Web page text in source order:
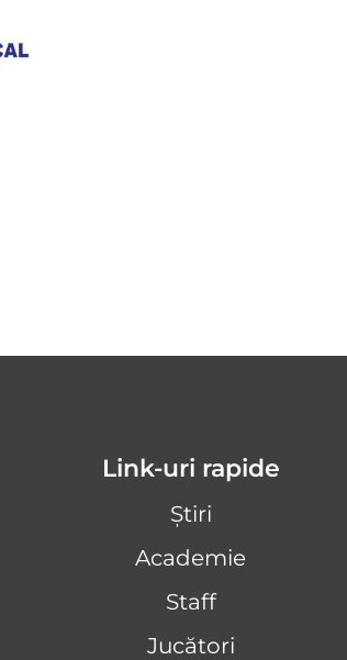
Link-uri rapide
Știri
Academie
Staff
Jucători